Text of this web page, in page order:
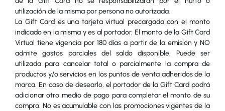
utilización de la misma por persona no autorizada.
La Gift Card es una tarjeta virtual precargada con el monto
indicado en la misma y es al portador. El monto de la Gift Card
Virtual tiene vigencia por 180 días a partir de la emisión y NO
admite gastos parciales del saldo disponible. Puede ser
utilizada para cancelar total o parcialmente la compra de
productos y/o servicios en los puntos de venta adheridos de la
marca. En caso de desearlo, el portador de la Gift Card podrá
adicionar otro medio de pago para completar el monto de su
compra. No es acumulable con las promociones vigentes de la